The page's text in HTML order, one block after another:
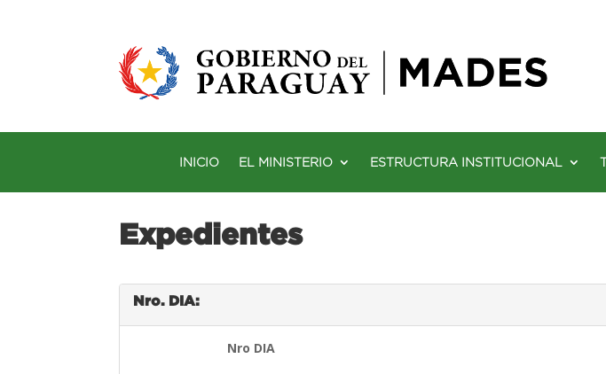
INICIO EL MINISTERIO ESTRUCTURA INSTITUCIONAL
Expedientes
Nro. DIA:
Nro DIA